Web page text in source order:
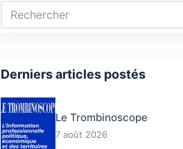
Derniers articles postés
Le Trombinoscope
7 août 2026